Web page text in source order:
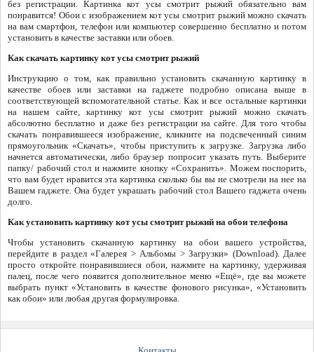
без регистрации. Картинка кот усы смотрит рыжий обязательно вам
понравится! Обои с изображением кот усы смотрит рыжий можно скачать
на вам смартфон, телефон или компьютер совершенно бесплатно и потом
установить в качестве заставки или обоев.
Как скачать картинку кот усы смотрит рыжий
Инструкцию о том, как правильно установить скачанную картинку в
качестве обоев или заставки на гаджете подробно описана выше в
соответствующей вспомогательной статье. Как и все остальные картинки
на нашем сайте, картинку кот усы смотрит рыжий можно скачать
абсолютно бесплатно и даже без регистрации на сайте. Для того чтобы
скачать понравившееся изображение, кликните на подсвеченный синим
прямоугольник «Скачать», чтобы приступить к загрузке. Загрузка либо
начнется автоматически, либо браузер попросит указать путь. Выберите
папку/ рабочий стол и нажмите кнопку «Сохранить». Можем поспорить,
что вам будет нравится эта картинка сколько бы вы не смотрели на нее на
Вашем гаджете. Она будет украшать рабочий стол Вашего гаджета очень
долго.
Как установить картинку кот усы смотрит рыжий на обои телефона
Чтобы установить скачанную картинку на обои вашего устройства,
перейдите в раздел «Галерея > Альбомы > Загрузки» (Download). Далее
просто откройте понравившиеся обои, нажмите на картинку, удерживая
палец, после чего появится дополнительное меню «Ещё», где вы можете
выбрать пункт «Установить в качестве фонового рисунка», «Установить
как обои» или любая другая формулировка.